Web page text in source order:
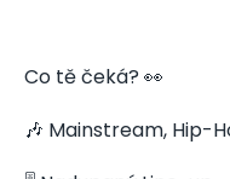
Co tě čeká? 👀
🎶 Mainstream, Hip-